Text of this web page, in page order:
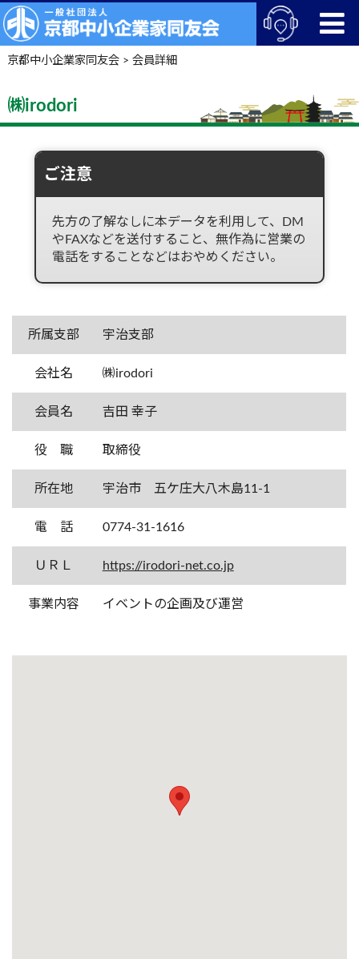
京都中小企業家同友会> 会員詳細
㈱irodori
ご注意
先方の了解なしに本データを利用して、DM
やFAXなどを送付すること、無作為に営業の
電話をすることなどはおやめください。
所属支部 宇治支部
会社名 ㈱irodori
会員名 吉田 幸子
役 職 取締役
所在地 宇治市 五ケ庄大八木島11-1
電 話 0774-31-1616
ＵＲＬ https://irodori-net.co.jp
事業内容 イベントの企画及び運営